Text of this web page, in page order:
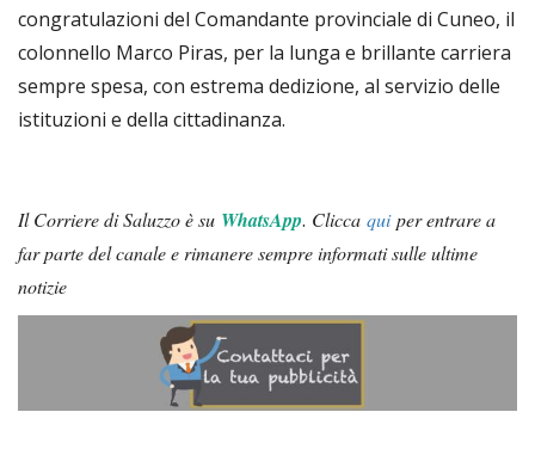
congratulazioni del Comandante provinciale di Cuneo, il
colonnello Marco Piras, per la lunga e brillante carriera
sempre spesa, con estrema dedizione, al servizio delle
istituzioni e della cittadinanza.
Il Corriere di Saluzzo è su WhatsApp. Clicca quiper entrare a
far parte del canale e rimanere sempre informati sulle ultime
notizie